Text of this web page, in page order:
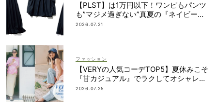
【PLST】は1万円以下！ワンピもパンツ
も”マジメ過ぎない”真夏の『ネイビー
服』６選
2026.07.21
ファッション
【VERYの人気コーデTOP5】夏休みこそ
『甘カジュアル』でラクしてオシャレ！
｜7/1〜10
2026.07.25